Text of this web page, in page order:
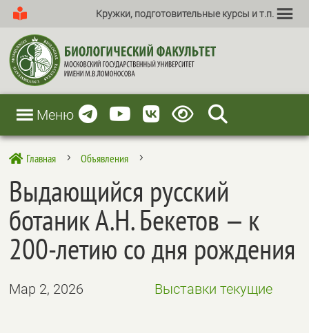
Кружки, подготовительные курсы и т.п.
Меню
 Главная 5 Объявления 5
Выдающийся русский
ботаник А.Н. Бекетов — к
200-летию со дня рождения
Мар 2, 2026 Выставки текущие